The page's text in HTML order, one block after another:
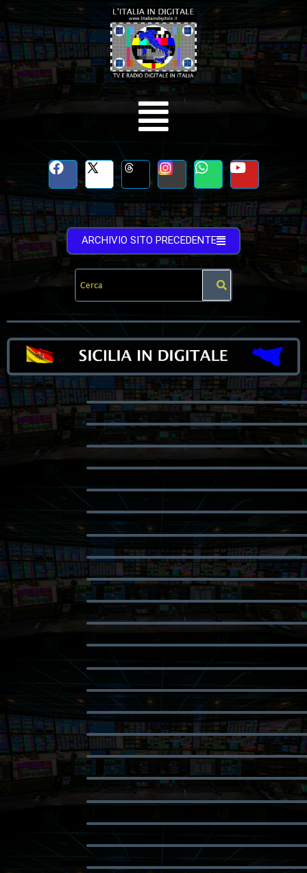
ARCHIVIO SITO PRECEDENTE